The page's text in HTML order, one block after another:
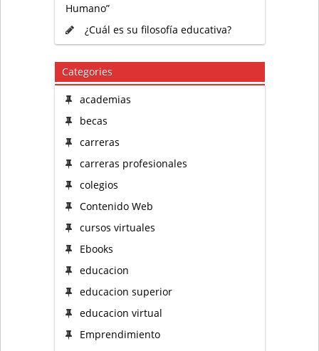
Humano”
¿Cuál es su filosofía educativa?
Categories
academias
becas
carreras
carreras profesionales
colegios
Contenido Web
cursos virtuales
Ebooks
educacion
educacion superior
educacion virtual
Emprendimiento